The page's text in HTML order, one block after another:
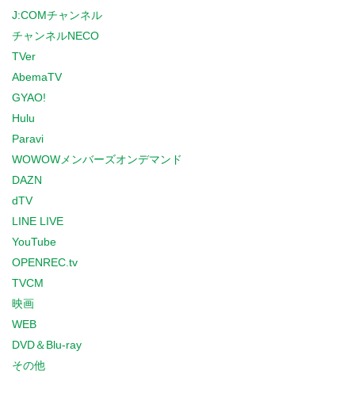
J:COMチャンネル
チャンネルNECO
TVer
AbemaTV
GYAO!
Hulu
Paravi
WOWOWメンバーズオンデマンド
DAZN
dTV
LINE LIVE
YouTube
OPENREC.tv
TVCM
映画
WEB
DVD＆Blu-ray
その他